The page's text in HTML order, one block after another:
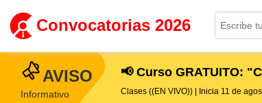
Convocatorias 2026
AVISO
Informativo
📢 Curso GRATUITO:
Clases ((EN VIVO)) | Inicia 11 de